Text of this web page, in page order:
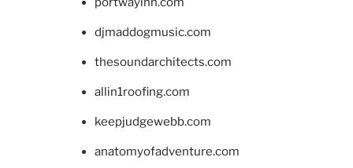
djmaddogmusic.com
thesoundarchitects.com
allin1roofing.com
keepjudgewebb.com
anatomyofadventure.com